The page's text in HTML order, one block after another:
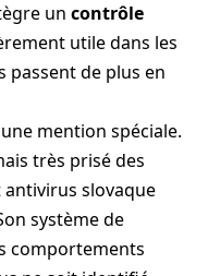
un contrôle
utile dans les
passent de plus en
mention spéciale.
très prisé des
slovaque
système de
comportements